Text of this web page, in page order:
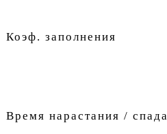
Коэф. заполнения
Время нарастания / спада